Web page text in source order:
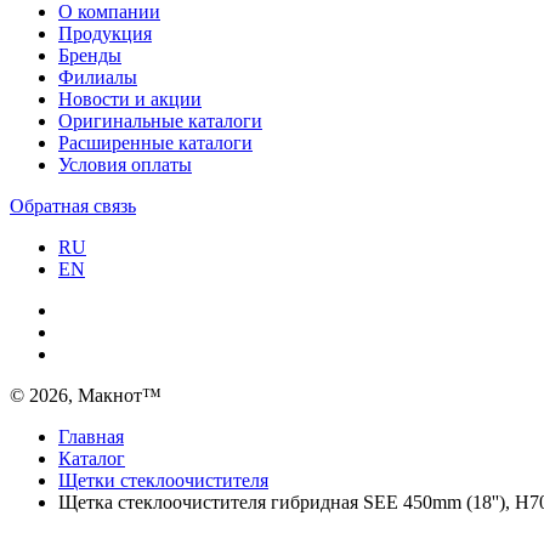
О компании
Продукция
Бренды
Филиалы
Новости и акции
Оригинальные каталоги
Расширенные каталоги
Условия оплаты
Обратная связь
RU
EN
© 2026, Макнот™
Главная
Каталог
Щетки стеклоочистителя
Щетка стеклоочистителя гибридная SEE 450mm (18''),